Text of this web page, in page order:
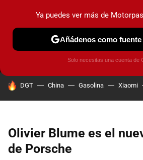
MENÚ
COCHES ELÉCTRICOS
HOY SE HABLA DE
DGT China Gasolina Xiaomi
Olivier Blume es el
de Porsche
Ya puedes ver más de
Añádenos como
Solo necesitas una cuenta de